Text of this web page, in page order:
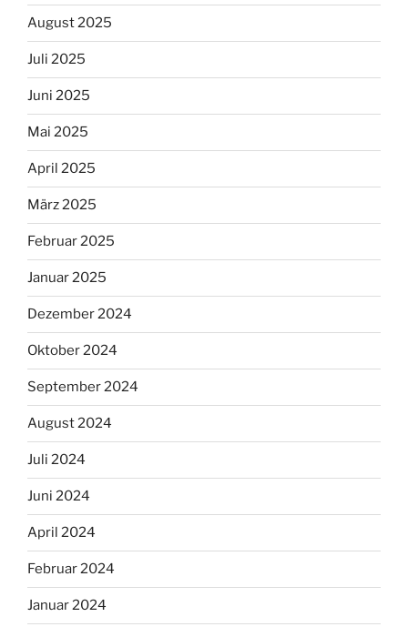
August 2025
Juli 2025
Juni 2025
Mai 2025
April 2025
März 2025
Februar 2025
Januar 2025
Dezember 2024
Oktober 2024
September 2024
August 2024
Juli 2024
Juni 2024
April 2024
Februar 2024
Januar 2024